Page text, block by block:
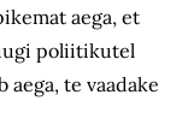
aega, et
poliitikutel
aega, te vaadake